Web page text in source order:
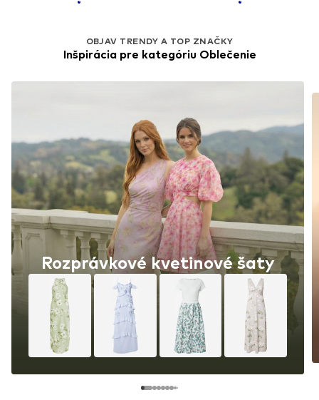
OBJAV TRENDY A TOP ZNAČKY
Inšpirácia pre kategóriu Oblečenie
Rozprávkové kvetinové šaty